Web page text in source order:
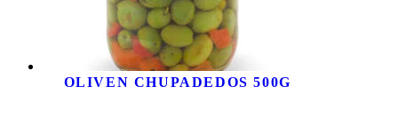
OLIVEN CHUPADEDOS 500G